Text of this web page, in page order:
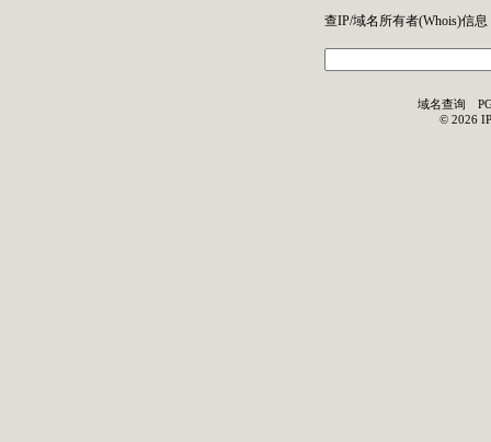
查IP/域名所有者(Whois)信息
域名查询
© 2026